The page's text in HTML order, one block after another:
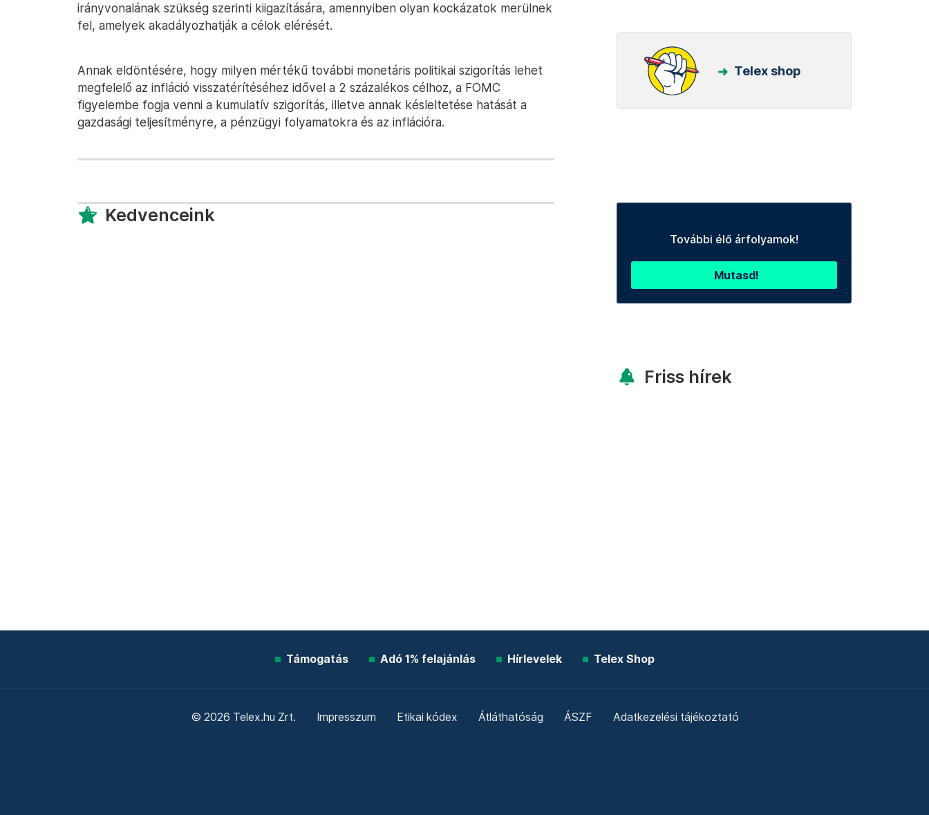
irányvonalának szükség szerinti kiigazítására, amennyiben olyan kockázatok merülnek
fel, amelyek akadályozhatják a célok elérését.
Annak eldöntésére, hogy milyen mértékű további monetáris politikai szigorítás lehet
megfelelő az infláció visszatérítéséhez idővel a 2 százalékos célhoz, a FOMC
figyelembe fogja venni a kumulatív szigorítás, illetve annak késleltetése hatását a
gazdasági teljesítményre, a pénzügyi folyamatokra és az inflációra.
Kedvenceink
Telex shop
További élő árfolyamok!
Mutasd!
Friss hírek
Támogatás Adó 1% felajánlás Hírlevelek Telex Shop
© 2026 Telex.hu Zrt. Impresszum Etikai kódex Átláthatóság ÁSZF Adatkezelési tájékoztató